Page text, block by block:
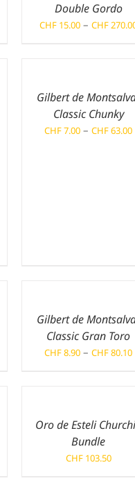
Double Gordo
CHF 15.00 – CHF
Gilbert de
Classic Chunky
CHF7.00 – CHF63.00
Gilbert de
Classic Gran Toro
CHF8.90 – CHF80.10
Oro de Esteli
Bundle
CHF103.50